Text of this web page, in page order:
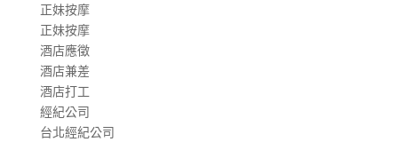
正妹按摩
正妹按摩
酒店應徵
酒店兼差
酒店打工
經紀公司
台北經紀公司